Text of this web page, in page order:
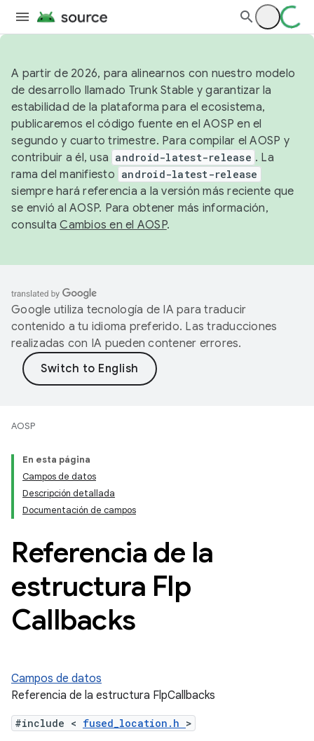
A partir de 2026, para alinearnos con nuestro modelo
de desarrollo llamado Trunk Stable y garantizar la
estabilidad de la plataforma para el ecosistema,
publicaremos el código fuente en el AOSP en el
segundo y cuarto trimestre. Para compilar el AOSP y
contribuir a él, usa android-latest-release . La
rama del manifiesto android-latest-release
siempre hará referencia a la versión más reciente que
se envió al AOSP. Para obtener más información,
consultaCambios en el AOSP.
Google utiliza tecnología de IA para traducir
contenido a tu idioma preferido. Las traducciones
realizadas con IA pueden contener errores.
AOSP
En esta página
Campos de datos
Descripción detallada
Documentación de campos
Referencia de la
estructura Flp
Callbacks
Campos de datos
Referencia de la estructura FlpCallbacks
#include < fused_location.h >